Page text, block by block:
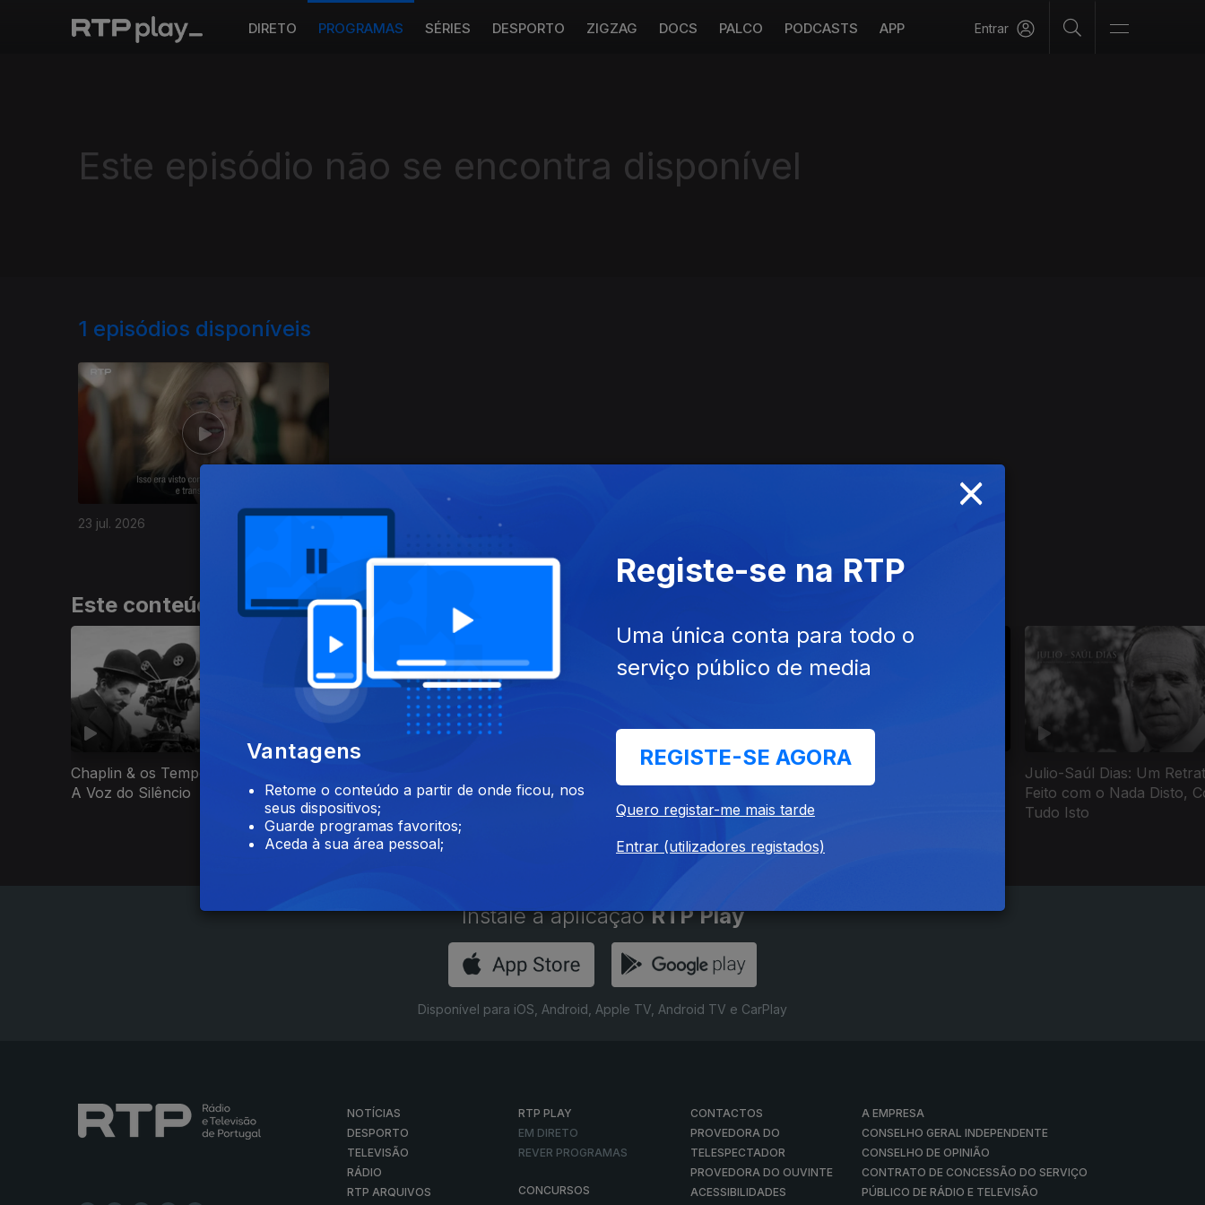
DIRETO PROGRAMAS SÉRIES DESPORTO ZIGZAG DOCS PALCO PODCASTS APP Entrar
Este episódio não se encontra disponível
1 episódios disponíveis
23 jul. 2026
944365
Este conteúdo faz parte de Documentários de Personalidades de Portugal e do Mundo
Chaplin & os Tempos Modernos:
A Voz do Silêncio
Julio-Saúl Dias: Um
Feito com o Nada Disto,
Tudo Isto
Instale a aplicaçãoRTP Play
Disponível para iOS, Android, Apple TV, Android TV e CarPlay
NOTÍCIAS
DESPORTO
TELEVISÃO
RÁDIO
RTP ARQUIVOS
RTP PLAY
EM DIRETO
REVER PROGRAMAS
CONCURSOS
CONTACTOS
PROVEDORA DO
TELESPECTADOR
PROVEDORA DO OUVINTE
ACESSIBILIDADES
A EMPRESA
CONSELHO GERAL INDEPENDENTE
CONSELHO DE OPINIÃO
CONTRATO DE CONCESSÃO DO SERVIÇO
PÚBLICO DE RÁDIO E TELEVISÃO
×
Vantagens
Retome o conteúdo a partir de onde ficou, nos
seus dispositivos;
Guarde programas favoritos;
Aceda à sua área pessoal;
Registe-se na RTP
Uma única conta para todo o
serviço público de media
REGISTE-SE AGORA
Quero registar-me mais tarde
Entrar (utilizadores registados)